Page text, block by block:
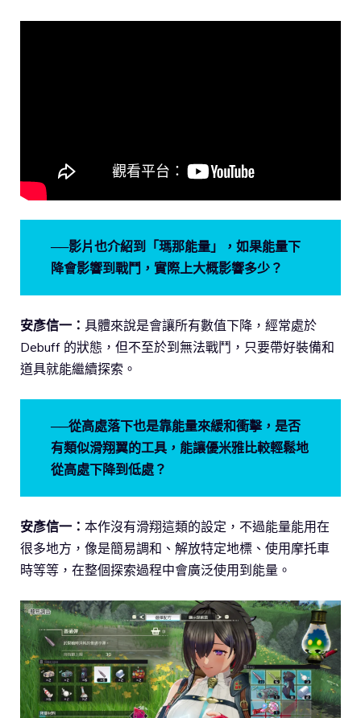
──影片也介紹到「瑪那能量」，如果能量下
降會影響到戰鬥，實際上大概影響多少？
安彥信一： 具體來說是會讓所有數值下降，經常處於
Debuff 的狀態，但不至於到無法戰鬥，只要帶好裝備和
道具就能繼續探索。
──從高處落下也是靠能量來緩和衝擊，是否
有類似滑翔翼的工具，能讓優米雅比較輕鬆地
從高處下降到低處？
安彥信一： 本作沒有滑翔這類的設定，不過能量能用在
很多地方，像是簡易調和、解放特定地標、使用摩托車
時等等，在整個探索過程中會廣泛使用到能量。